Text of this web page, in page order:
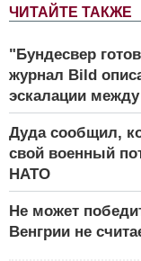
ЧИТАЙТЕ ТАКЖЕ
"Бундесвер
журнал Bild
эскалации
Дуда сообщил,
свой военный
НАТО
Не может
Венгрии не